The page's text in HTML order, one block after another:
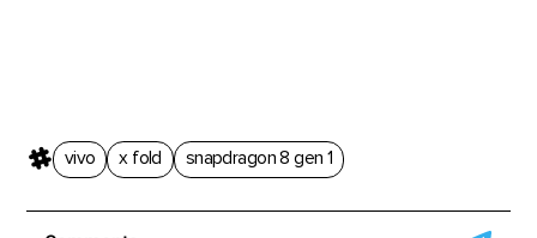
vivo x fold snapdragon 8 gen 1